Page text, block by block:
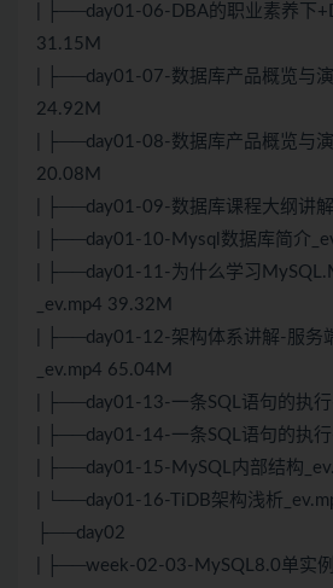
| ├──day01-06-DBA的职业素养下
31.15M
| ├──day01-07-数据库产品概览与
24.92M
| ├──day01-08-数据库产品概览与
20.08M
| ├──day01-09-数据库课程大纲讲
| ├──day01-10-Mysql数据库简介
| ├──day01-11-为什么学习 MySQL.
_ev.mp4 39.32M
| ├──day01-12-架构体系讲解-服务
_ev.mp4 65.04M
| ├──day01-13-一条SQL语句的执
| ├──day01-14-一条SQL语句的执
| ├──day01-15-MySQL内部结构
| └──day01-16-TiDB架构浅析
├──day02
| ├──week-02-03-MySQL8.0单实